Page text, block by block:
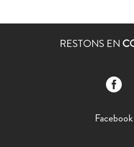
RESTONS EN

Facebook